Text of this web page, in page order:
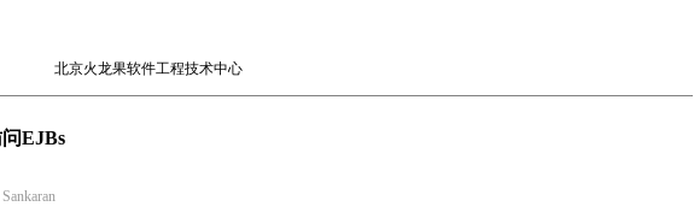
北京火龙果软件工程技术中心
EJBs